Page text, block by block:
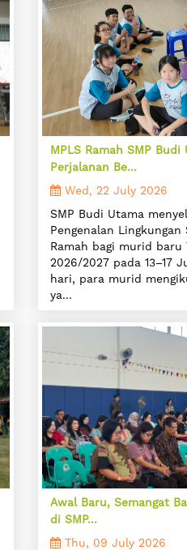
MPLS Ramah SMP
Perjalanan Be...
Wed, 22 July 2026
SMP Budi Utama
Pengenalan Lingkungan
Ramah bagi murid baru
2026/2027 pada 13–17
hari, para murid
ya...
Awal Baru, Semangat
di SMP...
Thu, 09 July 2026